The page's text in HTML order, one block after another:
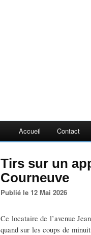
Accueil Contact
Tirs sur un
Courneuve
Publié le 12 Mai 2026
Ce locataire de l’avenue
quand sur les coups de